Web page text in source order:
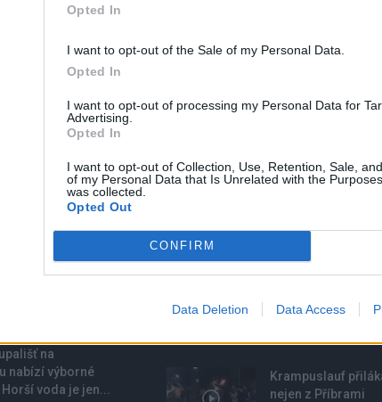
Opted In
I want to opt-out of the Sale of my Personal Data.
Opted In
I want to opt-out of processing my Personal Data for
Advertising.
Opted In
I want to opt-out of Collection, Use, Retention, Sale,
of my Personal Data that Is Unrelated with the
was collected.
Opted Out
CONFIRM
Data Deletion Data Access
0
koutů České
Slovenska, Polska
Konkrétně do
z celého kraje. Síly dokonce...
na
na
nabízí výborné
voda je jen...
mamince, náhle
14. 2. 2023
Krampuslauf
nejen z Příbrami